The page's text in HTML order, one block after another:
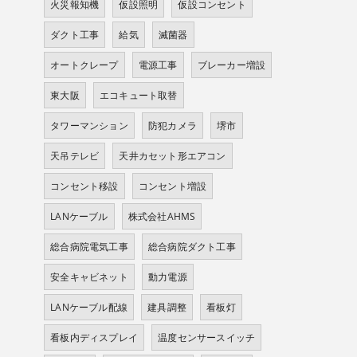
火災報知機 仮設照明 仮設コンセント
ダクト工事 給気 滅菌器
オートクレープ 電源工事 ブレーカー増設
東大阪 エコキュート取替
タワーマンション 防犯カメラ 堺市
天吊テレビ 天井カセット形エアコン
コンセント移設 コンセント増設
LANケーブル 株式会社AHMS
総合病院電気工事 総合病院ダクト工事
安全キャビネット 動力電源
LANケーブル配線 建具調整 看板灯
看板内ディスプレイ 温度センサースイッチ